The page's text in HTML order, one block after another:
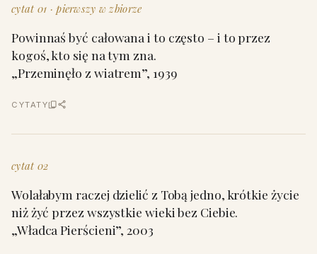
cytat 01 · pierwszy w zbiorze
Powinnaś być całowana i to często – i to przez
kogoś, kto się na tym zna.
„Przeminęło z wiatrem”, 1939
CYTATY
cytat 02
Wolałabym raczej dzielić z Tobą jedno, krótkie życie
niż żyć przez wszystkie wieki bez Ciebie.
„Władca Pierścieni”, 2003